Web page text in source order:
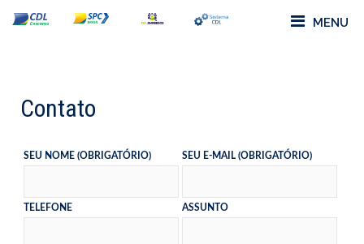
MENU
Contato
SEU NOME (OBRIGATÓRIO) SEU E-MAIL (OBRIGATÓRIO)
TELEFONE ASSUNTO